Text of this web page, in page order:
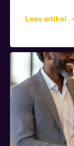
Lees artikel